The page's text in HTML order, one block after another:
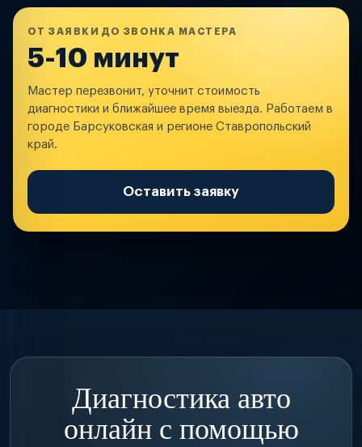
ОТ ЗАЯВКИ ДО ЗВОНКА МАСТЕРА
5-10 минут
Мастер перезвонит, уточнит стоимость
диагностики и ближайшее время выезда. Работаем в
городе Барсуковская и регионе Ставропольский
край.
Оставить заявку
Диагностика авто
онлайн с помощью